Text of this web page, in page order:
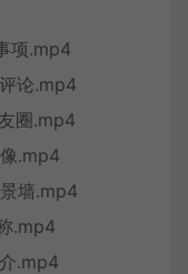
项.mp4
论.mp4
圈.mp4
.mp4
墙.mp4
.mp4
.mp4